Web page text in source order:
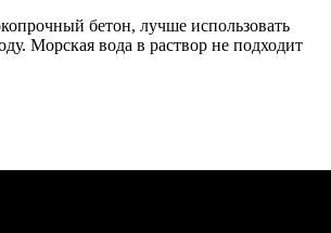
бетон, лучше использовать
Морская вода в раствор не подходит